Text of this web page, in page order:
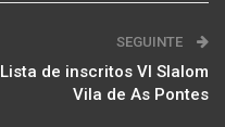
SEGUINTE
Lista de inscritos VI Slalom
Vila de As Pontes